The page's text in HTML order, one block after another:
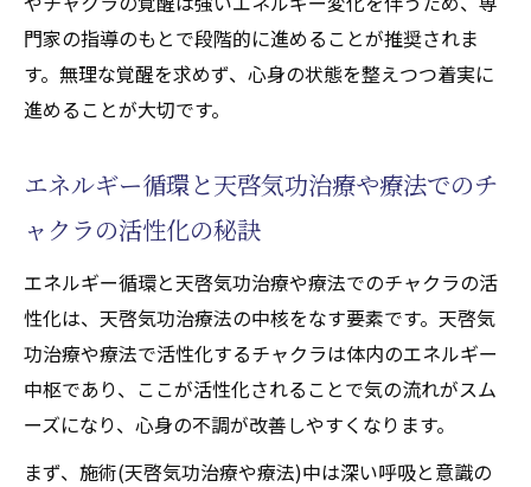
門家の指導のもとで段階的に進めることが推奨されま
す。無理な覚醒を求めず、心身の状態を整えつつ着実に
進めることが大切です。
エネルギー循環と天啓気功治療や療法でのチ
ャクラの活性化の秘訣
エネルギー循環と天啓気功治療や療法でのチャクラの活
性化は、天啓気功治療法の中核をなす要素です。天啓気
功治療や療法で活性化するチャクラは体内のエネルギー
中枢であり、ここが活性化されることで気の流れがスム
ーズになり、心身の不調が改善しやすくなります。
まず、施術(天啓気功治療や療法)中は深い呼吸と意識の